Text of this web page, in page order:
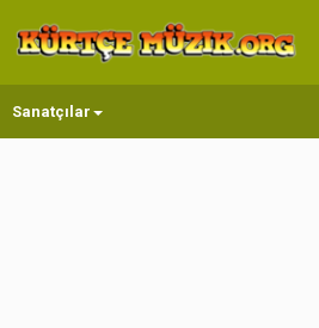
Sanatçılar